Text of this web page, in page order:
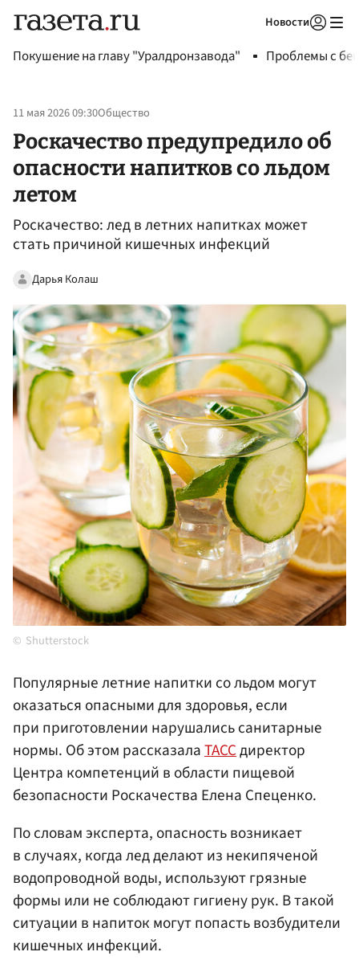
Новости
Покушение на главу "Уралдронзавода" Проблемы с
11 мая 2026 09:30Общество
Роскачество предупредило об
опасности напитков со льдом
летом
Роскачество: лед в летних напитках может
стать причиной кишечных инфекций
Дарья Колаш
Shutterstock
Популярные летние напитки со льдом могут
оказаться опасными для здоровья, если
при приготовлении нарушались санитарные
нормы. Об этом рассказалаТАССдиректор
Центра компетенций в области пищевой
безопасности Роскачества Елена Спеценко.
По словам эксперта, опасность возникает
в случаях, когда лед делают из некипяченой
водопроводной воды, используют грязные
формы или не соблюдают гигиену рук. В такой
ситуации в напиток могут попасть возбудители
кишечных инфекций.